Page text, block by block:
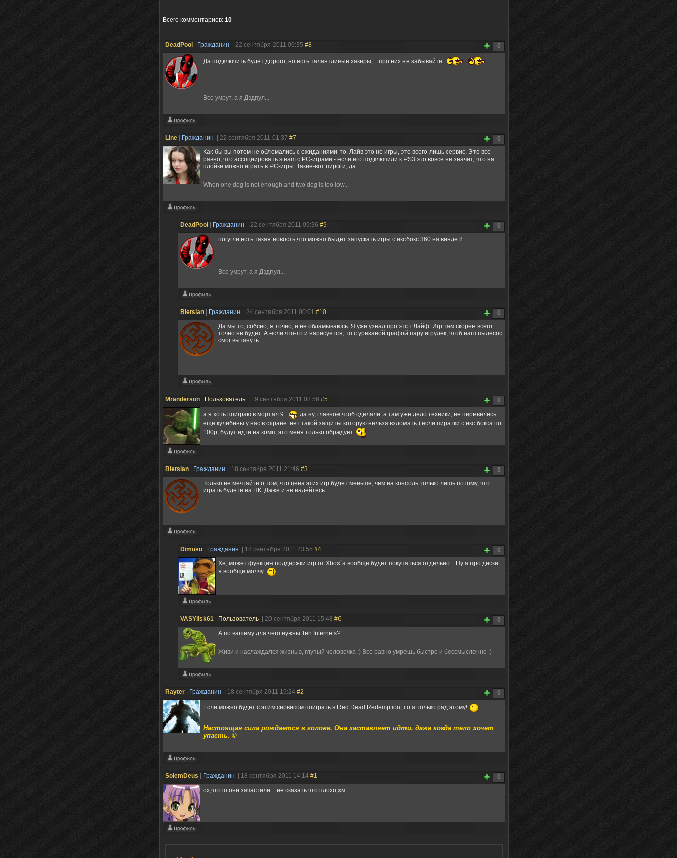
Всего комментариев: 10
0
DeadPool Гражданин | 22 сентября 2011 09:35 #8
Да подключить будет дорого, но есть талантливые хакеры,... про них не забывайте
Все умрут, а я Дэдпул...
0
Line Гражданин | 22 сентября 2011 01:37 #7
Как-бы вы потом не обломались с ожиданиями-то. Лайв это не игры, это всего-лишь сервис. Это все-
равно, что ассоциировать steam с PC-играми - если его подключили к PS3 это вовсе не значит, что на
плойке можно играть в PC-игры. Такие-вот пироги, да.
When one dog is not enough and two dog is too low...
0
DeadPool Гражданин | 22 сентября 2011 09:36 #9
погугли,есть такая новость,что можно быдет запускать игры с иксбокс 360 на винде 8
Все умрут, а я Дэдпул...
0
Bletsian Гражданин | 24 сентября 2011 00:01 #10
Да мы то, собсно, я точно, и не обламываюсь. Я уже узнал про этот Лайф. Игр там скорее всего
точно не будет. А если что-то и нарисуется, то с урезаной графой пару игрулек, чтоб наш пылесос
смог вытянуть.
0
Mranderson Пользователь | 19 сентября 2011 08:56 #5
а я хоть поиграю в мортал 9..
да ну, главное чтоб сделали. а там уже дело техники, не перевелись
еще кулибины у нас в стране. нет такой защиты которую нельзя взломать:) если пиратки с икс бокса по
100р, будут идти на комп, это меня только обрадует
0
Bletsian Гражданин | 18 сентября 2011 21:46 #3
Только не мечтайте о том, что цена этих игр будет меньше, чем на консоль только лишь потому, что
играть будете на ПК. Даже и не надейтесь.
0
Dimusu Гражданин | 18 сентября 2011 23:55 #4
Хе, может функция поддержки игр от Xbox`а вообще будет покупаться отдельно... Ну а про диски
я вообще молчу.
0
VASYlisk61 Пользователь | 20 сентября 2011 15:48 #6
А по вашему для чего нужны Teh Internets?
Живи и наслаждался жизнью, глупый человечка :) Все равно умрешь быстро и бессмысленно :)
0
Rayter Гражданин | 18 сентября 2011 19:24 #2
Если можно будет с этим сервисом поиграть в Red Dead Redemption, то я только рад этому!
Настоящая сила рождается в голове. Она заставляет идти, даже когда тело хочет
упасть. ©
0
SolemDeus Гражданин | 18 сентября 2011 14:14 #1
ох,чтото они зачастили....не сказать что плохо,хм...